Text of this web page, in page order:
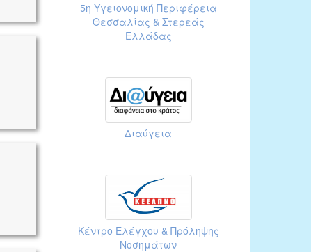
5η Υγειονομική Περιφέρεια
Θεσσαλίας & Στερεάς
Ελλάδας
Διαύγεια
Κέντρο Ελέγχου & Πρόληψης
Νοσημάτων